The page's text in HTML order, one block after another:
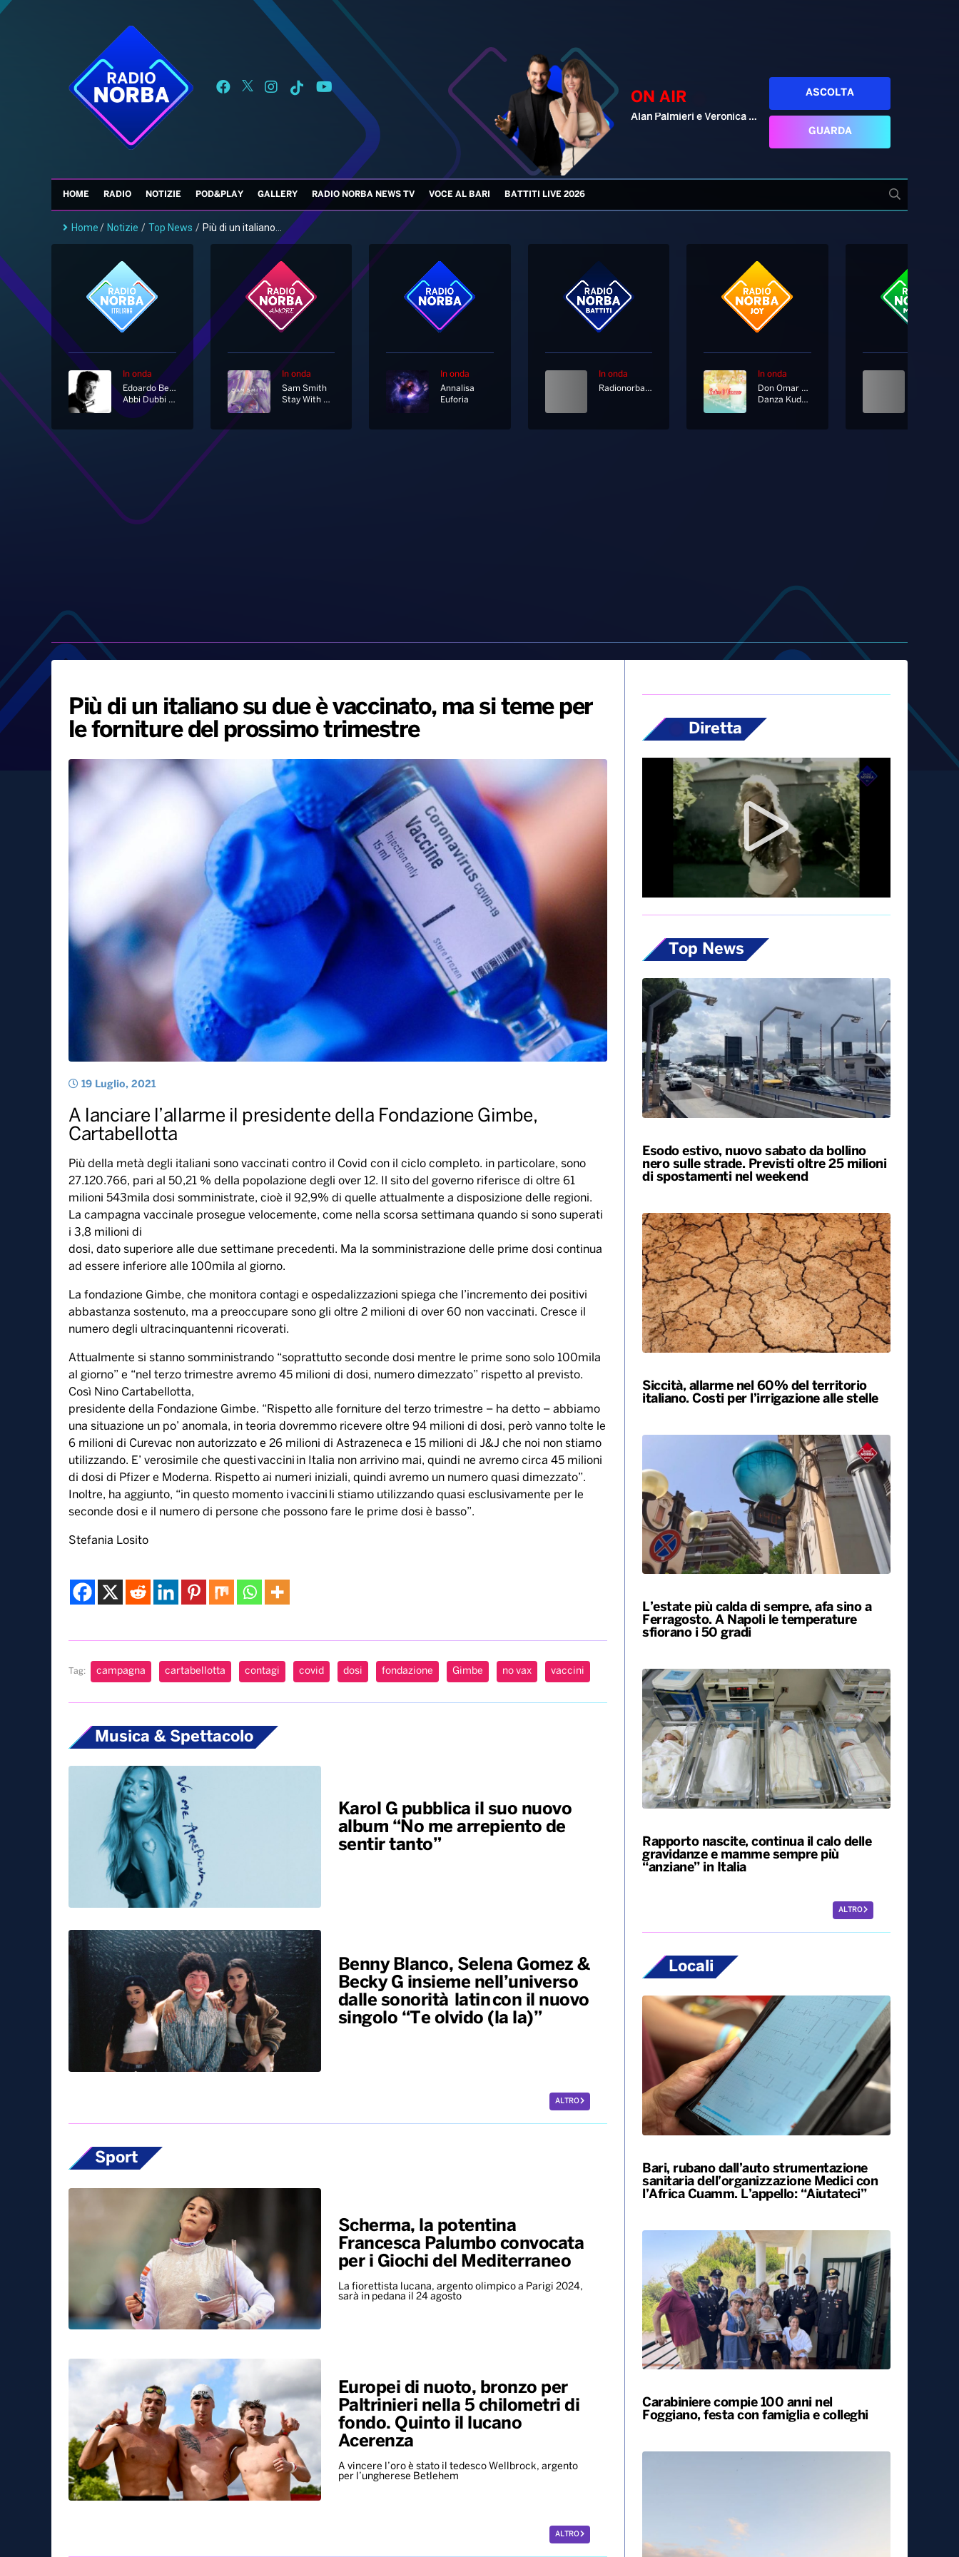
ON AIR
Alan Palmieri e Veronica Pellegrino
ASCOLTA
GUARDA
HOME RADIO NOTIZIE POD&PLAY GALLERY RADIO NORBA NEWS TV VOCE AL BARI BATTITI LIVE 2026
Home/ Notizie / Top News / Più di un italiano...
In onda
Edoardo Bennato
Abbi Dubbi [Rock Version]
In onda
Sam Smith
Stay With Me
In onda
Annalisa
Euforia
In onda
Radionorba News
In onda
Don Omar Ft. Lucenzo
Danza Kuduro
Più di un italiano su due è vaccinato, ma si teme per
le forniture del prossimo trimestre
19 Luglio, 2021
A lanciare l’allarme il presidente della Fondazione Gimbe,
Cartabellotta
Più della metà degli italiani sono vaccinati contro il Covid con il ciclo completo. in particolare, sono
27.120.766, pari al 50,21 % della popolazione degli over 12. Il sito del governo riferisce di oltre 61
milioni 543mila dosi somministrate, cioè il 92,9% di quelle attualmente a disposizione delle regioni.
La campagna vaccinale prosegue velocemente, come nella scorsa settimana quando si sono superati
i 3,8 milioni di
dosi, dato superiore alle due settimane precedenti. Ma la somministrazione delle prime dosi continua
ad essere inferiore alle 100mila al giorno.
La fondazione Gimbe, che monitora contagi e ospedalizzazioni spiega che l’incremento dei positivi
abbastanza sostenuto, ma a preoccupare sono gli oltre 2 milioni di over 60 non vaccinati. Cresce il
numero degli ultracinquantenni ricoverati.
Attualmente si stanno somministrando “soprattutto seconde dosi mentre le prime sono solo 100mila
al giorno” e “nel terzo trimestre avremo 45 milioni di dosi, numero dimezzato” rispetto al previsto.
Così Nino Cartabellotta,
presidente della Fondazione Gimbe. “Rispetto alle forniture del terzo trimestre – ha detto – abbiamo
una situazione un po’ anomala, in teoria dovremmo ricevere oltre 94 milioni di dosi, però vanno tolte le
6 milioni di Curevac non autorizzato e 26 milioni di Astrazeneca e 15 milioni di J&J che noi non stiamo
utilizzando. E’ verosimile che questi vaccini in Italia non arrivino mai, quindi ne avremo circa 45 milioni
di dosi di Pfizer e Moderna. Rispetto ai numeri iniziali, quindi avremo un numero quasi dimezzato”.
Inoltre, ha aggiunto, “in questo momento i vaccini li stiamo utilizzando quasi esclusivamente per le
seconde dosi e il numero di persone che possono fare le prime dosi è basso”.
Stefania Losito
Tag: campagna cartabellotta contagi covid dosi fondazione Gimbe no vax vaccini
Musica & Spettacolo
Karol G pubblica il suo nuovo
album “No me arrepiento de
sentir tanto”
Benny Blanco, Selena Gomez &
Becky G insieme nell’universo
dalle sonorità latin con il nuovo
singolo “Te olvido (la la)”
ALTRO
Sport
Scherma, la potentina
Francesca Palumbo convocata
per i Giochi del Mediterraneo
La fiorettista lucana, argento olimpico a Parigi 2024,
sarà in pedana il 24 agosto
Europei di nuoto, bronzo per
Paltrinieri nella 5 chilometri di
fondo. Quinto il lucano
Acerenza
A vincere l’oro è stato il tedesco Wellbrock, argento
per l’ungherese Betlehem
ALTRO
Diretta
Top News
Esodo estivo, nuovo sabato da bollino
nero sulle strade. Previsti oltre 25 milioni
di spostamenti nel weekend
Siccità, allarme nel 60% del territorio
italiano. Costi per l’irrigazione alle stelle
L’estate più calda di sempre, afa sino a
Ferragosto. A Napoli le temperature
sfiorano i 50 gradi
Rapporto nascite, continua il calo delle
gravidanze e mamme sempre più
“anziane” in Italia
ALTRO
Locali
Bari, rubano dall’auto strumentazione
sanitaria dell’organizzazione Medici con
l’Africa Cuamm. L’appello: “Aiutateci”
Carabiniere compie 100 anni nel
Foggiano, festa con famiglia e colleghi